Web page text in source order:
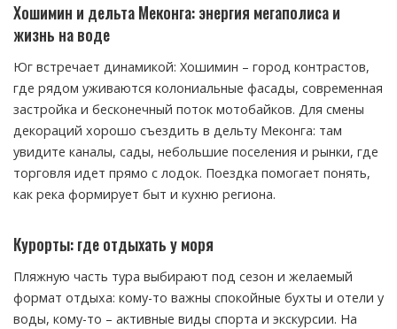
Хошимин и дельта Меконга: энергия мегаполиса и
жизнь на воде
Юг встречает динамикой: Хошимин – город контрастов,
где рядом уживаются колониальные фасады, современная
застройка и бесконечный поток мотобайков. Для смены
декораций хорошо съездить в дельту Меконга: там
увидите каналы, сады, небольшие поселения и рынки, где
торговля идет прямо с лодок. Поездка помогает понять,
как река формирует быт и кухню региона.
Курорты: где отдыхать у моря
Пляжную часть тура выбирают под сезон и желаемый
формат отдыха: кому-то важны спокойные бухты и отели у
воды, кому-то – активные виды спорта и экскурсии. На